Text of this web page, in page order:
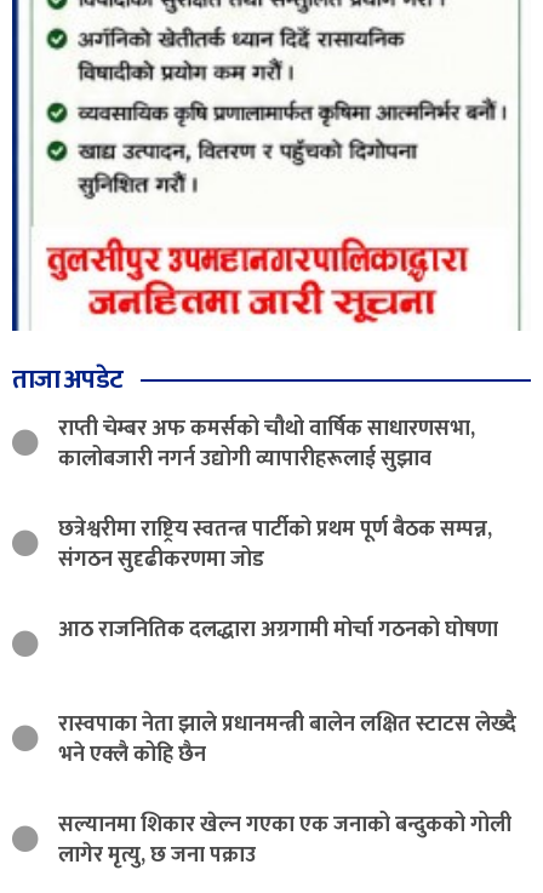
ताजा अपडेट
राप्ती चेम्बर अफ कमर्सको चौथो वार्षिक साधारणसभा,
कालोबजारी नगर्न उद्योगी व्यापारीहरूलाई सुझाव
छत्रेश्वरीमा राष्ट्रिय स्वतन्त्र पार्टीको प्रथम पूर्ण बैठक सम्पन्न,
संगठन सुदृढीकरणमा जोड
आठ राजनितिक दलद्धारा अग्रगामी मोर्चा गठनको घोषणा
रास्वपाका नेता झाले प्रधानमन्त्री बालेन लक्षित स्टाटस लेख्दै
भने एक्लै कोहि छैन
सल्यानमा शिकार खेल्न गएका एक जनाको बन्दुकको गोली
लागेर मृत्यु, छ जना पक्राउ